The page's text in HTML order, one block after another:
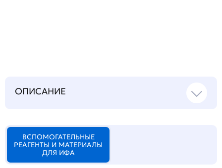
ОПИСАНИЕ
ВСПОМОГАТЕЛЬНЫЕ
РЕАГЕНТЫ И МАТЕРИАЛЫ
ДЛЯ ИФА